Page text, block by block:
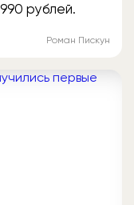
рублей.
Роман Пискун